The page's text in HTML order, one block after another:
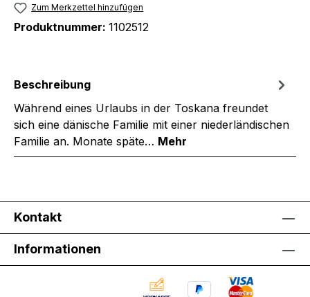
Zum Merkzettel hinzufügen
Produktnummer: 1102512
Beschreibung
Während eines Urlaubs in der Toskana freundet
sich eine dänische Familie mit einer niederländischen
Familie an. Monate späte… Mehr
Kontakt
Informationen